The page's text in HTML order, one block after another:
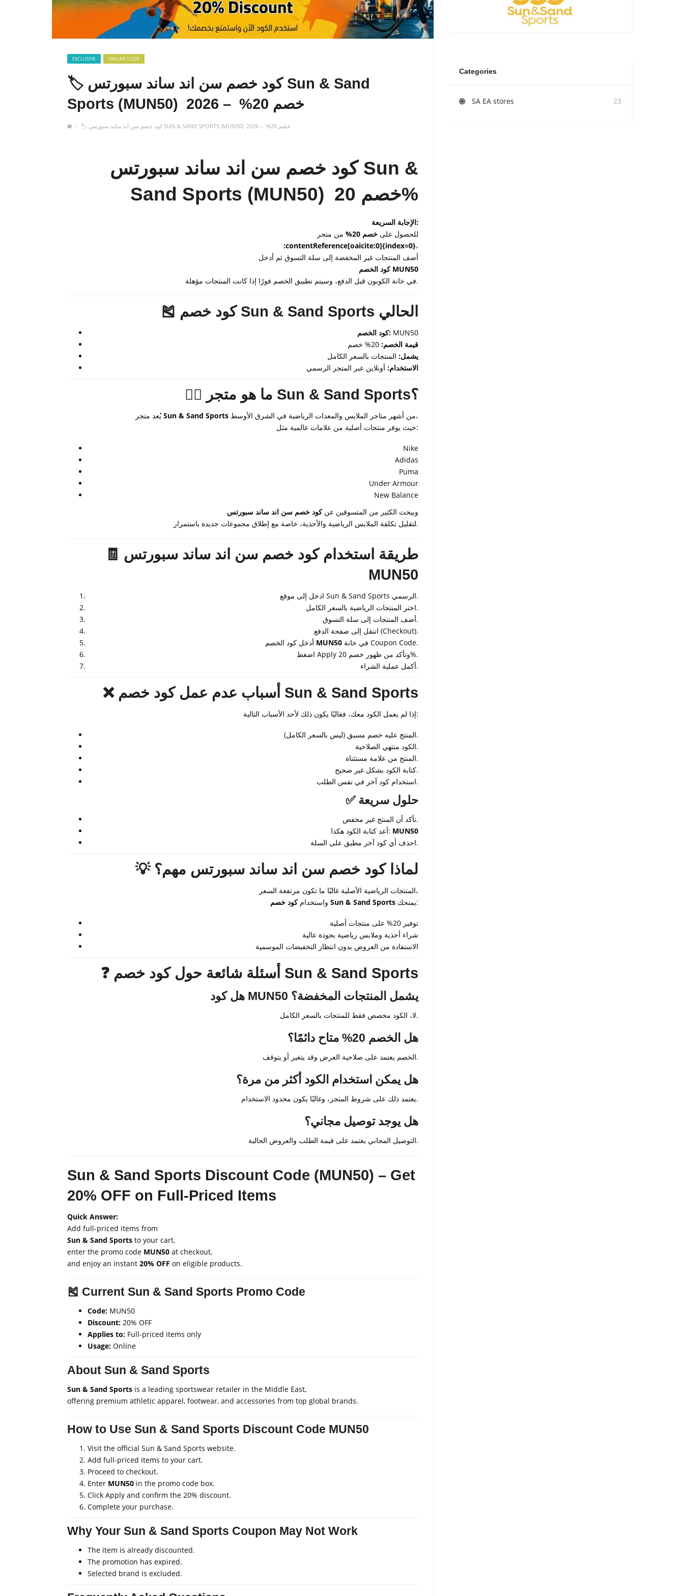
EXCLUSIVE ONLINE CODE
🏷️ كود خصم سن اند ساند سبورتس Sun & Sand
Sports (MUN50) خصم 20% – 2026
🏷️ كود خصم سن اند ساند سبورتس SUN & SAND SPORTS (MUN50) خصم 20% – 2026
كود خصم سن اند ساند سبورتس Sun &
Sand Sports (MUN50) خصم 20%
الإجابة السريعة:
للحصول علىخصم 20%
من متجر
:contentReference[oaicite:0]{index=0}،
أضف المنتجات غير المخفضة إلى سلة التسوق ثم أدخل
كود الخصم MUN50
في خانة الكوبون قبل الدفع، وسيتم تطبيق الخصم فورًا إذا كانت المنتجات مؤهلة.
🎽 كود خصم Sun & Sand Sports الحالي
كود الخصم:MUN50
قيمة الخصم: 20% خصم
يشمل: المنتجات بالسعر الكامل
الاستخدام: أونلاين عبر المتجر الرسمي
🏃‍♂️ ما هو متجر Sun & Sand Sports؟
يُعد متجرSun & Sand Sports
من أشهر متاجر الملابس والمعدات الرياضية في الشرق الأوسط،
حيث يوفر منتجات أصلية من علامات عالمية مثل:
Nike
Adidas
Puma
Under Armour
New Balance
ويبحث الكثير من المتسوقين عنكود خصم سن اند ساند سبورتس
لتقليل تكلفة الملابس الرياضية والأحذية، خاصة مع إطلاق مجموعات جديدة باستمرار.
🧾 طريقة استخدام كود خصم سن اند ساند سبورتس
MUN50
ادخل إلى موقع Sun & Sand Sports الرسمي.
اختر المنتجات الرياضية بالسعر الكامل.
أضف المنتجات إلى سلة التسوق.
انتقل إلى صفحة الدفع (Checkout).
MUN50
في خانة Coupon Code.
اضغط Apply وتأكد من ظهور خصم 20%.
أكمل عملية الشراء.
❌ أسباب عدم عمل كود خصم Sun & Sand Sports
إذا لم يعمل الكود معك، فغالبًا يكون ذلك لأحد الأسباب التالية:
المنتج عليه خصم مسبق (ليس بالسعر الكامل).
الكود منتهي الصلاحية.
المنتج من علامة مستثناة.
كتابة الكود بشكل غير صحيح.
استخدام كود آخر في نفس الطلب.
✅ حلول سريعة
تأكد أن المنتج غير مخفض.
أعد كتابة الكود هكذا: MUN50
احذف أي كود آخر مطبق على السلة.
💡 لماذا كود خصم سن اند ساند سبورتس مهم؟
المنتجات الرياضية الأصلية غالبًا ما تكون مرتفعة السعر،
واستخدام كود خصم Sun & Sand Sports يمنحك:
توفير 20% على منتجات أصلية
شراء أحذية وملابس رياضية بجودة عالية
الاستفادة من العروض بدون انتظار التخفيضات الموسمية
❓ أسئلة شائعة حول كود خصم Sun & Sand Sports
هل كود MUN50 يشمل المنتجات المخفضة؟
لا، الكود مخصص فقط للمنتجات بالسعر الكامل.
هل الخصم 20% متاح دائمًا؟
الخصم يعتمد على صلاحية العرض وقد يتغير أو يتوقف.
هل يمكن استخدام الكود أكثر من مرة؟
يعتمد ذلك على شروط المتجر، وغالبًا يكون محدود الاستخدام.
هل يوجد توصيل مجاني؟
التوصيل المجاني يعتمد على قيمة الطلب والعروض الحالية.
Sun & Sand Sports Discount Code (MUN50) – Get
20% OFF on Full-Priced Items
Quick Answer:
Add full-priced items from
Sun & Sand Sports to your cart,
enter the promo code MUN50 at checkout,
and enjoy an instant 20% OFF on eligible products.
🎽 Current Sun & Sand Sports Promo Code
Code: MUN50
Discount: 20% OFF
Applies to: Full-priced items only
Usage: Online
About Sun & Sand Sports
Sun & Sand Sports is a leading sportswear retailer in the Middle East,
offering premium athletic apparel, footwear, and accessories from top global brands.
How to Use Sun & Sand Sports Discount Code MUN50
Visit the official Sun & Sand Sports website.
Add full-priced items to your cart.
Proceed to checkout.
Enter MUN50 in the promo code box.
Click Apply and confirm the 20% discount.
Complete your purchase.
Why Your Sun & Sand Sports Coupon May Not Work
The item is already discounted.
The promotion has expired.
Selected brand is excluded.
Categories
SA EA stores 23